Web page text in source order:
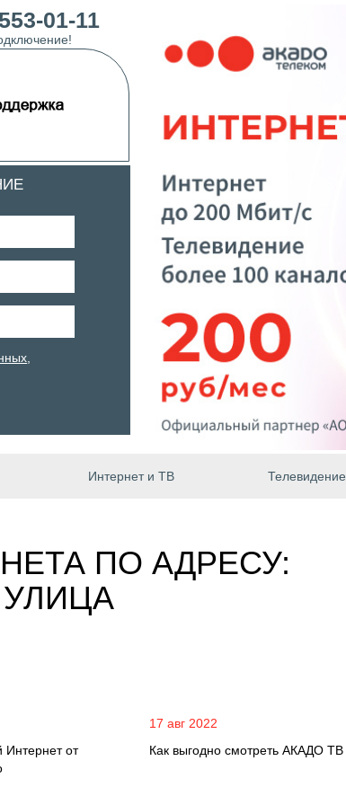
01-11
Интернет и ТВ Телевидение
ПО АДРЕСУ:
Интернет от
17 авг 2022
Как выгодно смотреть АКАДО ТВ